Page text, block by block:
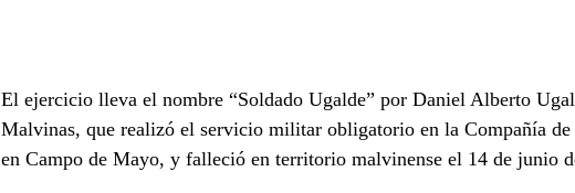
El ejercicio lleva el nombre “Soldado Ugalde” por Daniel Alberto
Malvinas, que realizó el servicio militar obligatorio en la Compañía de
en Campo de Mayo, y falleció en territorio malvinense el 14 de junio